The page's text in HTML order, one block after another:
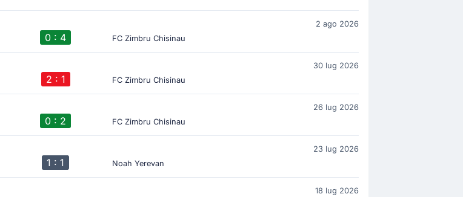
2 ago 2026
0 : 4 FC Zimbru Chisinau
30 lug 2026
2 : 1 FC Zimbru Chisinau
26 lug 2026
0 : 2 FC Zimbru Chisinau
23 lug 2026
1 : 1 Noah Yerevan
18 lug 2026